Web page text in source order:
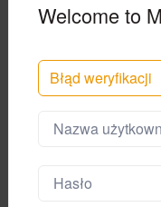
telefonie
Tydzień 1 –
Tydzień 2 –
Welcome to
Błąd weryfikacji